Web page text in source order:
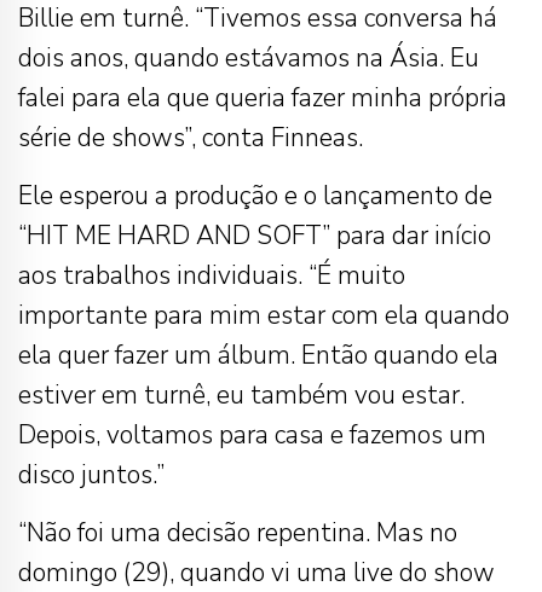
Billie em turnê. “Tivemos essa conversa há
dois anos, quando estávamos na Ásia. Eu
falei para ela que queria fazer minha própria
série de shows”, conta Finneas.
Ele esperou a produção e o lançamento de
“HIT ME HARD AND SOFT” para dar início
aos trabalhos individuais. “É muito
importante para mim estar com ela quando
ela quer fazer um álbum. Então quando ela
estiver em turnê, eu também vou estar.
Depois, voltamos para casa e fazemos um
disco juntos.”
“Não foi uma decisão repentina. Mas no
domingo (29), quando vi uma live do show